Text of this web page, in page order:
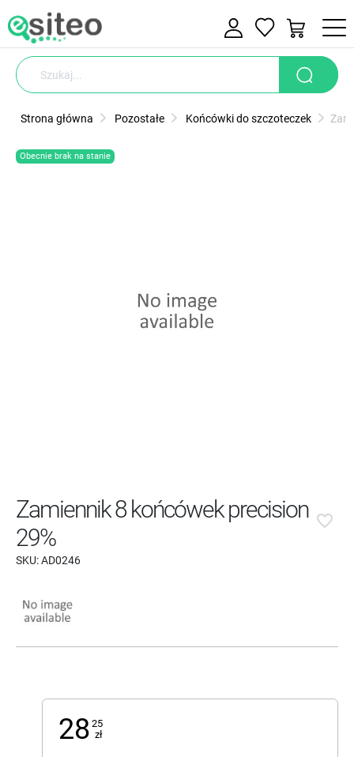
Strona główna Pozostałe Końcówki do szczoteczek
Obecnie brak na stanie
Zamiennik 8 końcówek precision
29%
SKU:AD0246
favorite_border
28 25
zł